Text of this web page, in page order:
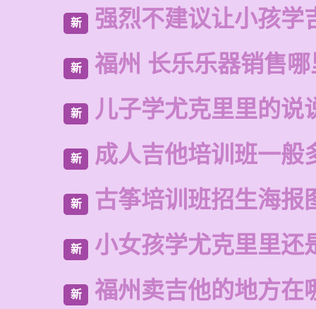
新 强烈不建议让小孩学
新 福州 长乐乐器销售
新 儿子学尤克里里的说
新 成人吉他培训班一般
新 古筝培训班招生海报
新 小女孩学尤克里里还
新 福州卖吉他的地方在